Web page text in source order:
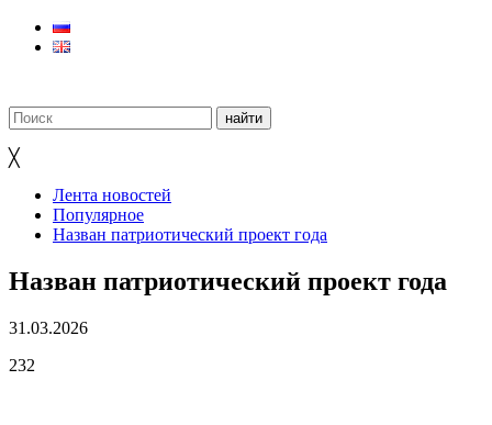
╳
Лента новостей
Популярное
Назван патриотический проект года
Назван патриотический проект года
31.03.2026
232